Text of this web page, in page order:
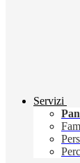
Servizi